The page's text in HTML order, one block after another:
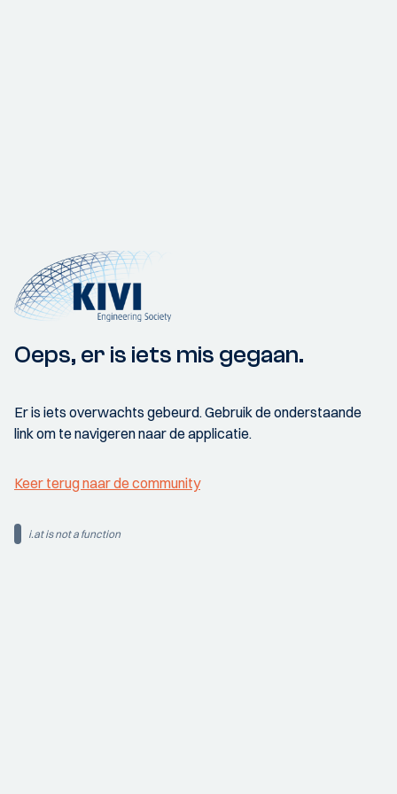
Oeps, er is iets mis gegaan.
Er is iets overwachts gebeurd. Gebruik de onderstaande
link om te navigeren naar de applicatie.
Keer terug naar de community
i.at is not a function